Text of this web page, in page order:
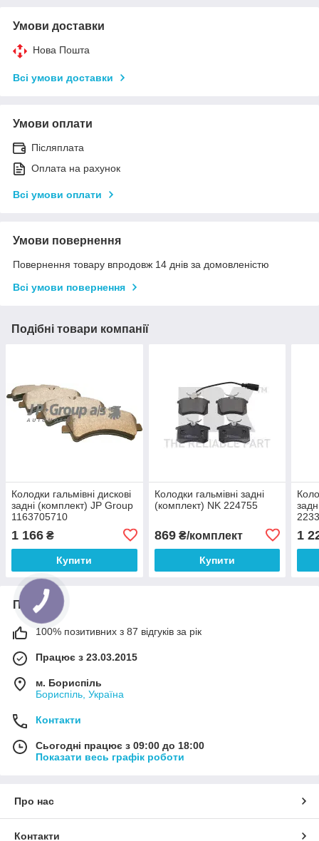
Умови доставки
Нова Пошта
Всі умови доставки
Умови оплати
Післяплата
Оплата на рахунок
Всі умови оплати
Умови повернення
Повернення товару впродовж 14 днів за домовленістю
Всі умови повернення
Подібні товари компанії
Колодки гальмівні дискові
задні (комплект) JP Group
1163705710
1 166 ₴
Купити
Колодки гальмівні задні
(комплект) NK 224755
869₴/комплект
Купити
1
Про нас
100% позитивних з 87 відгуків за рік
Працює з 23.03.2015
м. Бориспіль
Бориспіль, Україна
Контакти
Сьогодні працює з 09:00 до 18:00
Показати весь графік роботи
Про нас
Контакти